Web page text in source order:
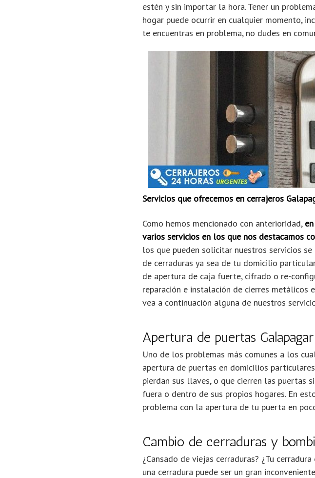
estén y sin importar la hora. Tener un
hogar puede ocurrir en cualquier momento,
te encuentras en problema, no dudes en
Servicios que ofrecemos en cerrajeros
Como hemos mencionado con anterioridad,
varios servicios en los que nos destacamos
los que pueden solicitar nuestros servicios
de cerraduras ya sea de tu domicilio
de apertura de caja fuerte, cifrado o re-
reparación e instalación de cierres metálicos
vea a continuación alguna de nuestros
Apertura de puertas Galapagar
Uno de los problemas más comunes a los
apertura de puertas en domicilios
pierdan sus llaves, o que cierren las puertas
fuera o dentro de sus propios hogares. En
problema con la apertura de tu puerta en
Cambio de cerraduras y
¿Cansado de viejas cerraduras? ¿Tu
una cerradura puede ser un gran